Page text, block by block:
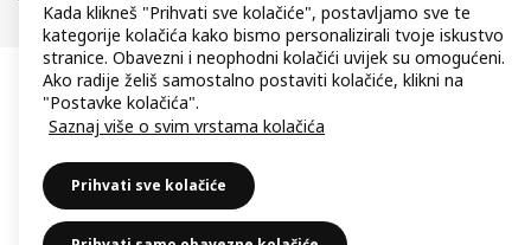
Kada klikneš "Prihvati sve kolačiće", postavljamo sve te
kategorije kolačića kako bismo personalizirali tvoje iskustvo
stranice. Obavezni i neophodni kolačići uvijek su omogućeni.
Ako radije želiš samostalno postaviti kolačiće, klikni na
"Postavke kolačića".
Saznaj više o svim vrstama kolačića
Prihvati sve kolačiće